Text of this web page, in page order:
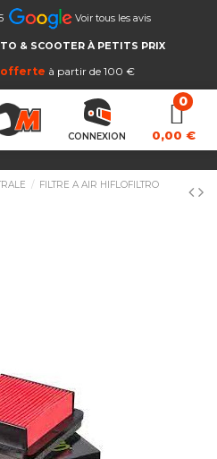
Voir tous les avis
& SCOOTER À PETITS PRIX
offerte à partir de 100 €
CONNEXION 0,00 €
FILTRE A AIR HIFLOFILTRO